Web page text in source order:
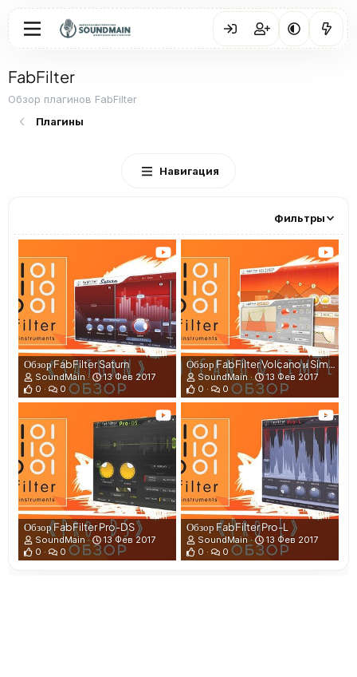
FabFilter
Обзор плагинов FabFilter
Плагины
Навигация
Фильтры
Обзор FabFilter Saturn
SoundMain
13 Фев 2017
0
0
Обзор FabFilter Volcano и Simplon
SoundMain
13 Фев 2017
0
0
Обзор FabFilter Pro-DS
SoundMain
13 Фев 2017
0
0
Обзор FabFilter Pro-L
SoundMain
13 Фев 2017
0
0